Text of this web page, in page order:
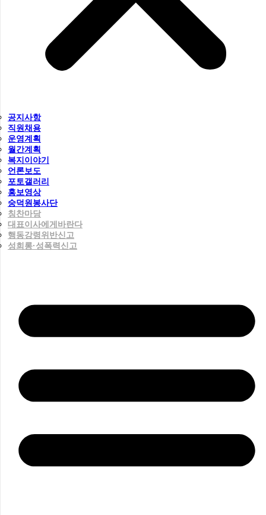
공지사항
직원채용
운영계획
월간계획
복지이야기
언론보도
포토갤러리
홍보영상
숭덕원봉사단
칭찬마당
대표이사에게바란다
행동강령위반신고
성희롱·성폭력신고